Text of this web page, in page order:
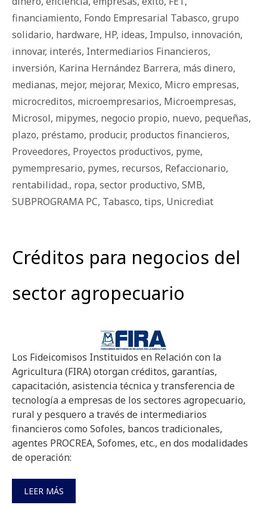
financiamiento, Fondo Empresarial Tabasco, grupo
solidario, hardware, HP, ideas, Impulso, innovación,
innovar, interés, Intermediarios Financieros,
inversión, Karina Hernández Barrera, más dinero,
medianas, mejor, mejorar, Mexico, Micro empresas,
microcreditos, microempresarios, Microempresas,
Microsol, mipymes, negocio propio, nuevo, pequeñas,
plazo, préstamo, producir, productos financieros,
Proveedores, Proyectos productivos, pyme,
pymempresario, pymes, recursos, Refaccionario,
rentabilidad., ropa, sector productivo, SMB,
SUBPROGRAMA PC, Tabasco, tips, Unicrediat
Créditos para negocios del
sector agropecuario
Los Fideicomisos Instituidos en Relación con la
Agricultura (FIRA) otorgan créditos, garantías,
capacitación, asistencia técnica y transferencia de
tecnología a empresas de los sectores agropecuario,
rural y pesquero a través de intermediarios
financieros como Sofoles, bancos tradicionales,
agentes PROCREA, Sofomes, etc., en dos modalidades
de operación:
LEER MÁS